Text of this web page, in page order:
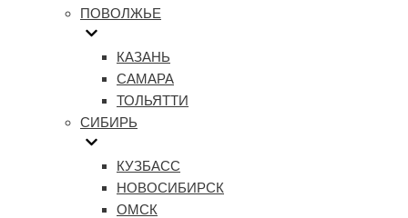
ПОВОЛЖЬЕ
КАЗАНЬ
САМАРА
ТОЛЬЯТТИ
СИБИРЬ
КУЗБАСС
НОВОСИБИРСК
ОМСК